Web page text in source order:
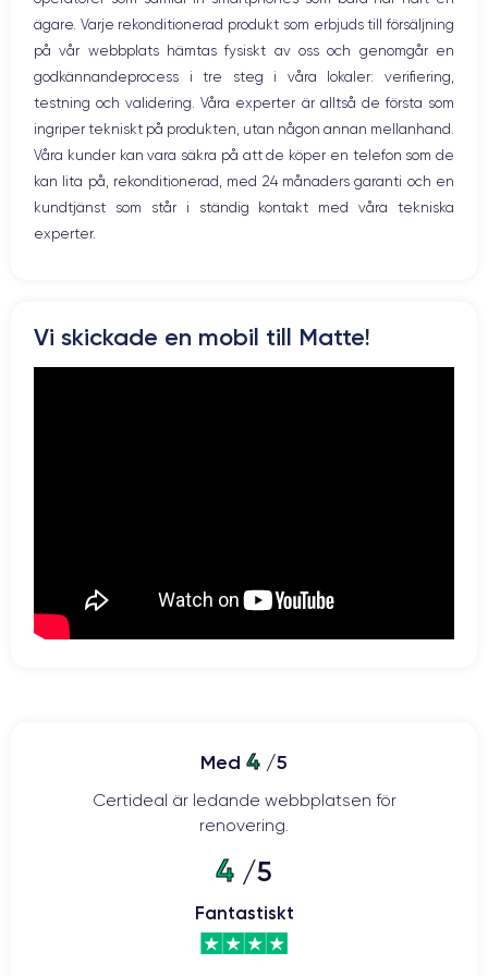
Skärm:
en utmärkt OLED-skärm
upplösning på 2532 x 1170 pixlar med en densitet på 460 pixlar per
tum. Den är HDR-kompatibel och har ett kontrastförhållande på 2 000
000:1. Med andra ord säkerställer den att du får skimrande färger och
djupa svarta färger.
det perfekta valet . Tack vare Dolby Atmos-stereohögtalarna är
ljudet perfekt spatialiserat och du kan njuta fullt ut av ditt innehåll
hemma eller på språng.
ska få tillbaka 50 % av sitt batteri.
med en bländare på f/1,6 och en ultravidvinkel med en bländare på
f/2,4. Med 2x digital zoom, 5x digital zoom och optisk stabilisering kan
du enkelt ta kvalitetsfoton när som helst och var som helst.
iPhone 12: 5G-hastighet i din hand
ansluta till 5G-nätverk. Detta möjliggör hastigheter på upp till 4 Gbps
WiFi
Nätverk
Vibration
Prise USB
ägare. Varje rekonditionerad produkt som erbjuds till försäljning
på vår webbplats hämtas fysiskt av oss och genomgår en
godkännandeprocess i tre steg i våra lokaler: verifiering,
testning och validering. Våra experter är alltså de första som
ingriper tekniskt på produkten, utan någon annan mellanhand.
Våra kunder kan vara säkra på att de köper en telefon som de
kan lita på, rekonditionerad, med 24 månaders garanti och en
kundtjänst som står i ständig kontakt med våra tekniska
experter.
Vi skickade en mobil till Matte!
Med 4 /5
Certideal är ledande webbplatsen för
renovering.
4 /5
Fantastiskt